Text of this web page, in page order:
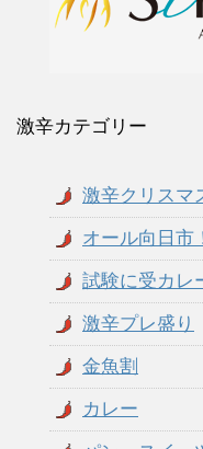
激辛カテゴリー
激辛クリスマ
オール向日市
試験に受カレ
激辛プレ盛り
金魚割
カレー